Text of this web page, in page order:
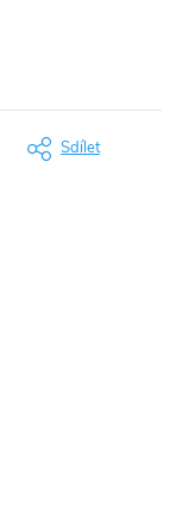
Sdílet